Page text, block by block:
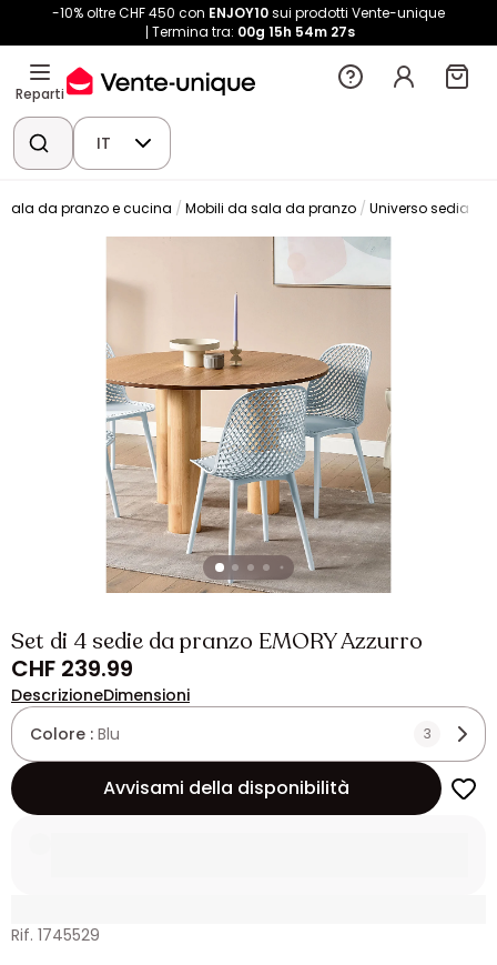
-10% oltre CHF 450 con ENJOY10sui prodotti Vente-unique
Termina tra: 00g 15h 54m 26s
Reparti
IT
Sala da pranzo e cucina Mobili da sala da pranzo Universo sedia
Set di 4 sedie da pranzo EMORY Azzurro
CHF 239.99
DescrizioneDimensioni
Colore : Blu 3
Avvisami della disponibilità
Rif. 1745529